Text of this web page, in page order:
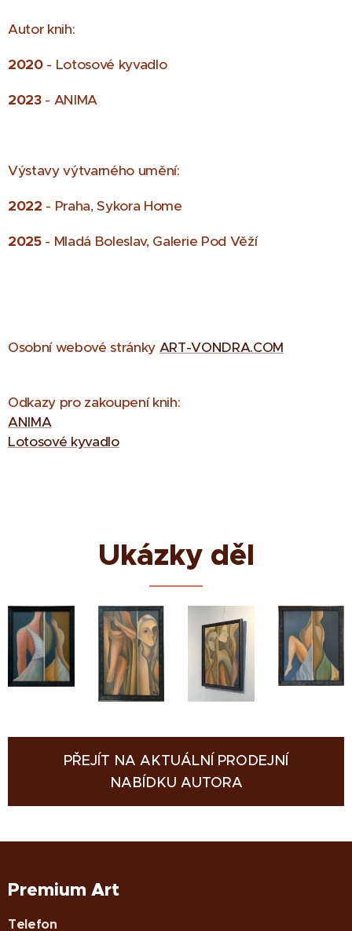
Autor knih:
2020- Lotosové kyvadlo
2023- ANIMA
Výstavy výtvarného umění:
2022 - Praha, Sykora Home
2025- Mladá Boleslav, Galerie Pod Věží
Osobní webové stránky ART-VONDRA.COM
Odkazy pro zakoupení knih:
ANIMA
Lotosové kyvadlo
Ukázky děl
PŘEJÍT NA AKTUÁLNÍ PRODEJNÍ
NABÍDKU AUTORA
Premium Art
Telefon